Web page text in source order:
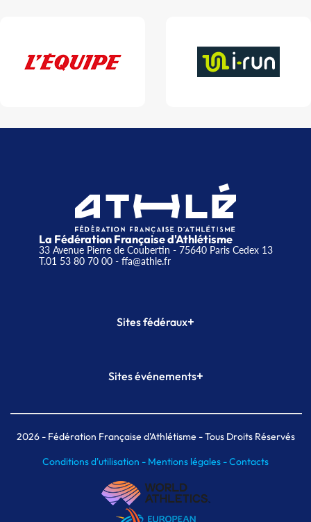
La Fédération Française d'Athlétisme
33 Avenue Pierre de Coubertin - 75640 Paris Cedex 13
T.01 53 80 70 00- ffa@athle.fr
Sites fédéraux+
Plateforme Formation
Sites événements+
Meeting de Paris indoor
MAIF Ekiden de Paris
2026- Fédération Française d'Athlétisme - Tous Droits Réservés
Conditions d'utilisation - Mentions légales -Contacts